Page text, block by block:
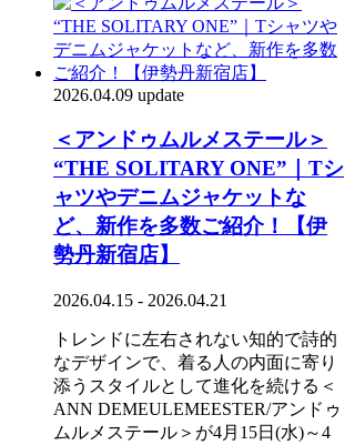
2026.04.09 update
＜アンドゥムルメステール＞
“THE SOLITARY ONE”｜Tシ
ャツやデニムジャケットな
ど、新作を多数ご紹介！【伊
勢丹新宿店】
2026.04.15 - 2026.04.21
トレンドに左右されない知的で詩的
なデザインで、着る人の内面に寄り
添うスタイルとして進化を続ける＜
ANN DEMEULEMEESTER/アンドゥ
ムルメステール＞が4月15日(水)～4